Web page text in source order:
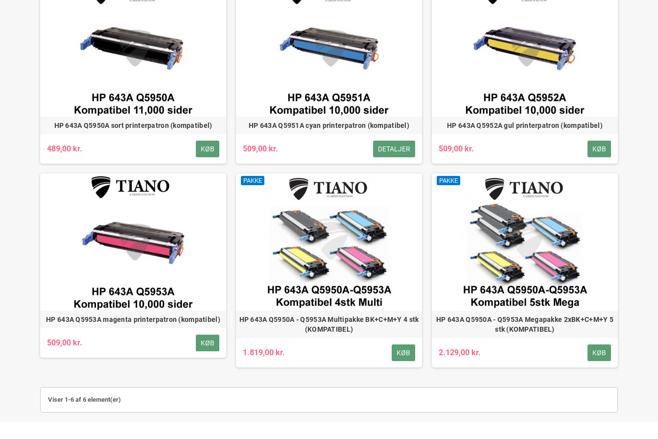
HP 643A Q5950A sort printerpatron (kompatibel)
489,00 kr. KØB
HP 643A Q5951A cyan printerpatron (kompatibel)
509,00 kr. DETALJER
HP 643A Q5952A gul printerpatron (kompatibel)
509,00 kr. KØB
HP 643A Q5953A magenta printerpatron (kompatibel)
509,00 kr. KØB
PAKKE
HP 643A Q5950A - Q5953A Multipakke BK+C+M+Y 4 stk
(KOMPATIBEL)
1.819,00 kr. KØB
PAKKE
HP 643A Q5950A - Q5953A Megapakke 2xBK+C+M+Y 5
stk (KOMPATIBEL)
2.129,00 kr. KØB
Viser 1-6 af 6 element(er)